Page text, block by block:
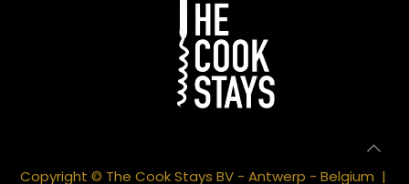
Copyright © The Cook Stays BV - Antwerp - Belgium |